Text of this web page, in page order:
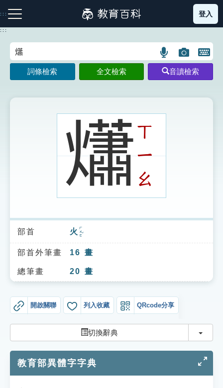
到
主
:::
注音索引圖示 筆畫索引圖示 部首索引表圖示
索引選單
知識索引
單字索引
遊戲專區
教學應用
貓頭鷹博士
登入
:::
語
言
搜
示
圖
片
搜
開
鍵
圖
詞條檢索 全文檢索 音讀檢索
𤑳ㄒ
ㄧ
ㄠ
部首 火 ㄏㄨㄛˇ
部首外筆畫 16 畫
總筆畫 20 畫
開啟關聯 列入收藏 QRcode分享
切換辭典 切換
教育部異體字字典